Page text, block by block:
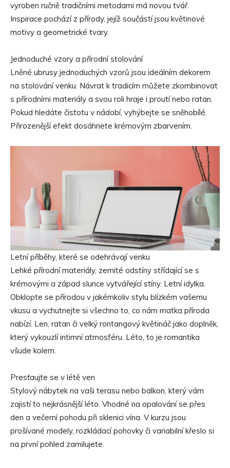
vyroben ručně tradičními metodami má novou tvář.
Inspirace pochází z přírody, jejíž součástí jsou květinové
motivy a geometrické tvary.
Jednoduché vzory a přírodní stolování
Lněné ubrusy jednoduchých vzorů jsou ideálním dekorem
na stolování venku. Návrat k tradicím můžete zkombinovat
s přírodními materiály a svou roli hraje i proutí nebo ratan.
Pokud hledáte čistotu v nádobí, vyhýbejte se sněhobílé.
Přirozenější efekt dosáhnete krémovým zbarvením.
Letní příběhy, které se odehrávají venku
Lehké přírodní materiály, zemité odstíny střídající se s
krémovými a západ slunce vytvářející stíny. Letní idylka.
Obklopte se přírodou v jakémkoliv stylu blízkém vašemu
vkusu a vychutnejte si všechno to, co nám matka příroda
nabízí. Len, ratan či velký rontangový květináč jako doplněk,
který vykouzlí intimní atmosféru. Léto, to je romantika
všude kolem.
Presťaujte se v létě ven
Stylový nábytek na vaši terasu nebo balkon, který vám
zajistí to nejkrásnější léto. Vhodné na opalování se přes
den a večerní pohodu při sklenici vína. V kurzu jsou
prošívané modely, rozkládací pohovky či variabilní křeslo si
na první pohled zamilujete.